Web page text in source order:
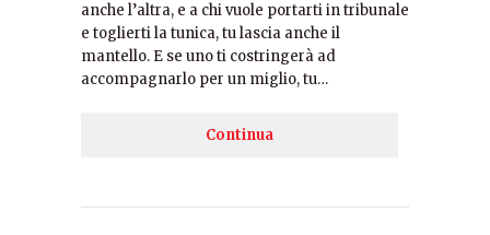
anche l’altra, e a chi vuole portarti in tribunale
e toglierti la tunica, tu lascia anche il
mantello. E se uno ti costringerà ad
accompagnarlo per un miglio, tu…
Continua